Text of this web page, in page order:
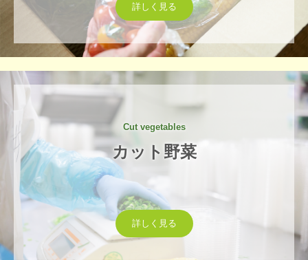
詳しく見る
Cut vegetables
カット野菜
詳しく見る